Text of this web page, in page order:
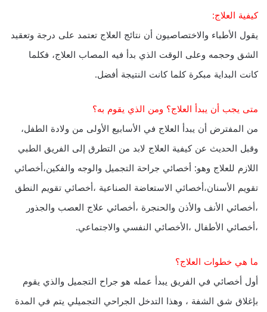
كيفية العلاج:
يقول الأطباء والاختصاصيون أن نتائج العلاج تعتمد على درجة وتعقيد
الشق وحجمه وعلى الوقت الذي بدأ فيه المصاب العلاج، فكلما
كانت البداية مبكرة كلما كانت النتيجة أفضل.
متى يجب أن يبدأ العلاج؟ ومن الذي يقوم به؟
من المفترض أن يبدأ العلاج في الأسابيع الأولى من ولادة الطفل،
وقبل الحديث عن كيفية العلاج لابد من التطرق إلى الفريق الطبي
اللازم للعلاج وهو: أخصائي جراحة التجميل والوجه والفكين،أخصائي
تقويم الأسنان،أخصائي الاستعاضة الصناعية ،أخصائي تقويم النطق
،أخصائي الأنف والأذن والحنجرة ،أخصائي علاج العصب والجذور
،أخصائي الأطفال ،الأخصائي النفسي والاجتماعي.
ما هي خطوات العلاج؟
أول أخصائي في الفريق يبدأ عمله هو جراح التجميل والذي يقوم
بإغلاق شق الشفة ، وهذا التدخل الجراحي التجميلي يتم في المدة